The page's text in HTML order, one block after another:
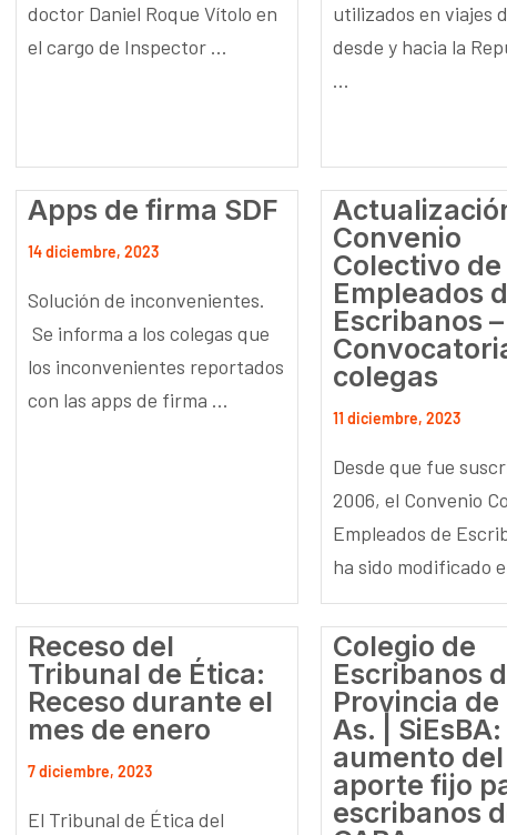
doctor Daniel Roque Vítolo en
el cargo de Inspector ...
utilizados en viajes
desde y hacia la
...
Apps de firma SDF
14 diciembre, 2023
Solución de inconvenientes.
Se informa a los colegas que
los inconvenientes reportados
con las apps de firma ...
Convenio
Colectivo de
Empleados
Escribanos –
colegas
11 diciembre, 2023
Desde que fue
2006, el Convenio
Empleados de
ha sido modificado
Receso del
Tribunal de Ética:
Receso durante el
mes de enero
7 diciembre, 2023
El Tribunal de Ética del
Colegio de
Escribanos
Provincia de
As. | SiEsBA:
aumento del
aporte fijo
escribanos